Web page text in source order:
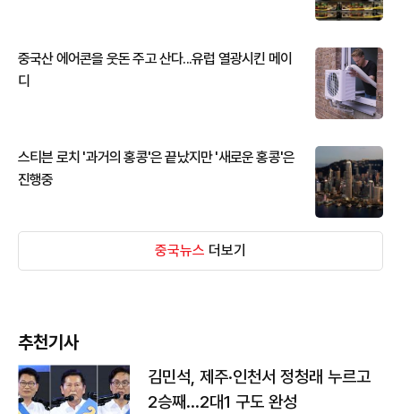
중국산 에어콘을 웃돈 주고 산다...유럽 열광시킨 메이
디
스티븐 로치 '과거의 홍콩'은 끝났지만 '새로운 홍콩'은
진행중
중국뉴스 더보기
추천기사
김민석, 제주·인천서 정청래 누르고
2승째…2대1 구도 완성